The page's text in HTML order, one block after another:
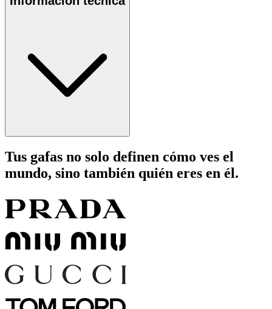
Tus gafas no solo definen cómo ves el
mundo, sino también quién eres en él.